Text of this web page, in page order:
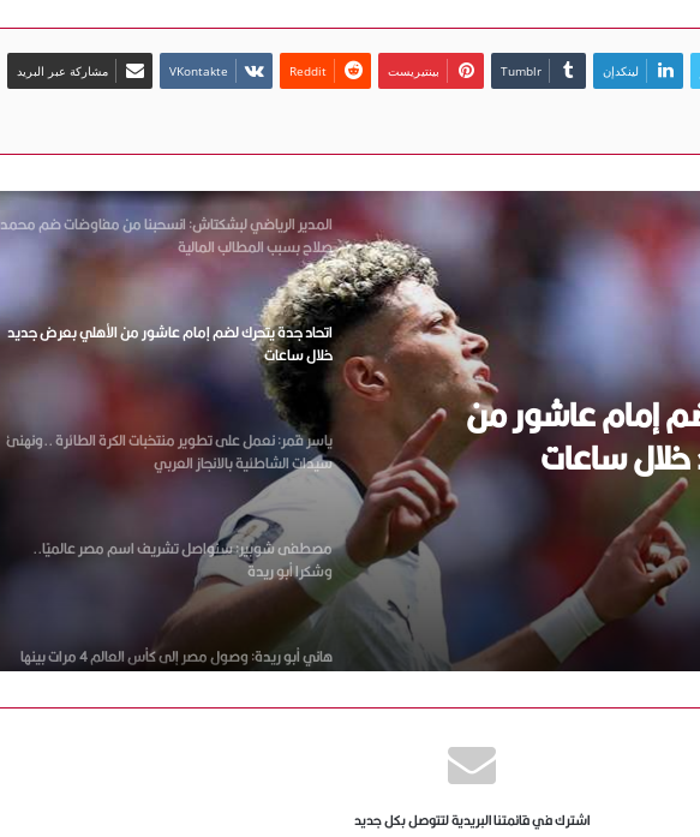
لينكدإن بينتيريست مشاركة عبر البريد
إمام عاشور من
ساعات
الأهلي يحسم الجدل بشأن مروان عطية.. لا عروض رسمية
من الفيحاء السعودي
المدير الرياضي لبشكتاش: انسحبنا من مفاوضات ضم محمد
صلاح بسبب المطالب المالية
اتحاد جدة يتحرك لضم إمام عاشور من الأهلي بعرض جديد
خلال ساعات
ياسر قمر: نعمل على تطوير منتخبات الكرة الطائرة ..ونهنئ
سيدات الشاطئية بالانجاز العربي
مصطفى شوبير: سنواصل تشريف اسم مصر عالميًا..
وشكرا أبو ريدة
هاني أبو ريدة: وصول مصر إلى كأس العالم 4 مرات بينها
مرتان في عهد الرئيس السيسي يعكس حجم الدعم للكرة
المصرية
اشترك في قائمتنا البريدية لتتوصل بكل جديد